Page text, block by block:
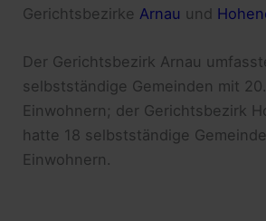
GerichtsbezirkeArnau und
Der Gerichtsbezirk Arnau
selbstständige Gemeinden mit
Einwohnern; der Gerichtsbezirk
hatte 18 selbstständige
Einwohnern.